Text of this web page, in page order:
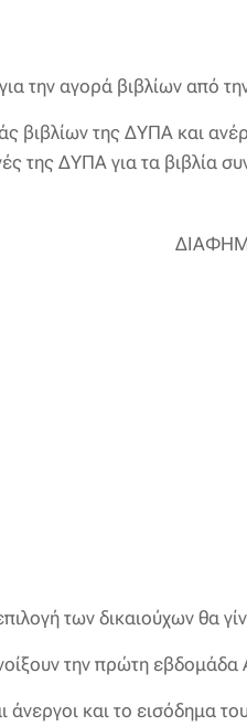
για την αγορά βιβλίων
βιβλίων της ΔΥΠΑ και
της ΔΥΠΑ για τα βιβλία
των δικαιούχων θα
την πρώτη
άνεργοι και το εισόδημα